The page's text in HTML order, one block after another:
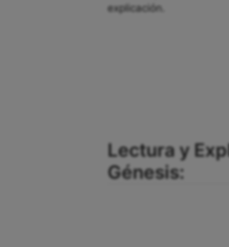
explicación.
Lectura y
Génesis: